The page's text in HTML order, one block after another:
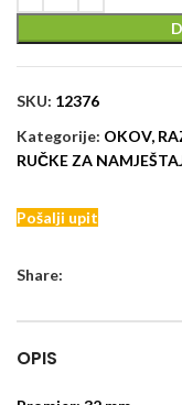
SKU: 12376
Kategorije: OKOV,
RUČKE ZA
Pošalji upit
Share:
OPIS